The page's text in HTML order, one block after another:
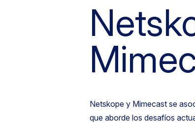
Netskope y Mimecast se
que aborde los desafíos